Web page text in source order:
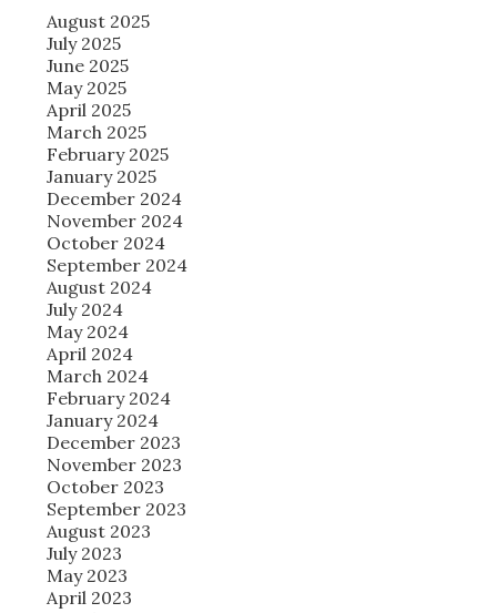
August 2025
July 2025
June 2025
May 2025
April 2025
March 2025
February 2025
January 2025
December 2024
November 2024
October 2024
September 2024
August 2024
July 2024
May 2024
April 2024
March 2024
February 2024
January 2024
December 2023
November 2023
October 2023
September 2023
August 2023
July 2023
May 2023
April 2023